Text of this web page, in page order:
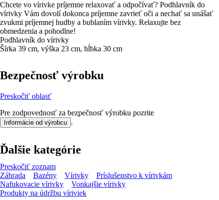
Chcete vo vírivke príjemne relaxovať a odpočívať? Podhlavník do
vírivky Vám dovolí dokonca príjemne zavrieť oči a nechať sa unášať
zvukmi príjemnej hudby a bublaním vírivky. Relaxujte bez
obmedzenia a pohodlne!
Podhlavník do vírivky
Šírka 39 cm, výška 23 cm, hĺbka 30 cm
Bezpečnosť výrobku
Preskočiť oblasť
Pre zodpovednosť za bezpečnosť výrobku pozrite
Informácie od výrobcu .
Ďalšie kategórie
Preskočiť zoznam
Záhrada
Bazény Vírivky
Príslušenstvo k vírivkám
Nafukovacie vírivky
Vonkajšie vírivky
Produkty na údržbu víriviek